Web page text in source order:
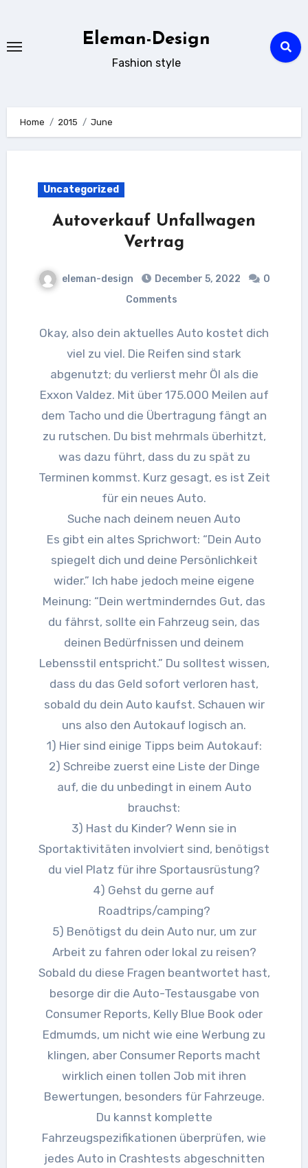
content
Eleman-Design
Fashion style
Home 2015 June
Uncategorized
Autoverkauf Unfallwagen
Vertrag
eleman-design December 5, 2022
0
Comments
Okay, also dein aktuelles Auto kostet dich
viel zu viel. Die Reifen sind stark
abgenutzt; du verlierst mehr Öl als die
Exxon Valdez. Mit über 175.000 Meilen auf
dem Tacho und die Übertragung fängt an
zu rutschen. Du bist mehrmals überhitzt,
was dazu führt, dass du zu spät zu
Terminen kommst. Kurz gesagt, es ist Zeit
für ein neues Auto.
Suche nach deinem neuen Auto
Es gibt ein altes Sprichwort: “Dein Auto
spiegelt dich und deine Persönlichkeit
wider.” Ich habe jedoch meine eigene
Meinung: “Dein wertminderndes Gut, das
du fährst, sollte ein Fahrzeug sein, das
deinen Bedürfnissen und deinem
Lebensstil entspricht.” Du solltest wissen,
dass du das Geld sofort verloren hast,
sobald du dein Auto kaufst. Schauen wir
uns also den Autokauf logisch an.
1) Hier sind einige Tipps beim Autokauf:
2) Schreibe zuerst eine Liste der Dinge
auf, die du unbedingt in einem Auto
brauchst:
3) Hast du Kinder? Wenn sie in
Sportaktivitäten involviert sind, benötigst
du viel Platz für ihre Sportausrüstung?
4) Gehst du gerne auf
Roadtrips/camping?
5) Benötigst du dein Auto nur, um zur
Arbeit zu fahren oder lokal zu reisen?
Sobald du diese Fragen beantwortet hast,
besorge dir die Auto-Testausgabe von
Consumer Reports, Kelly Blue Book oder
Edmumds, um nicht wie eine Werbung zu
klingen, aber Consumer Reports macht
wirklich einen tollen Job mit ihren
Bewertungen, besonders für Fahrzeuge.
Du kannst komplette
Fahrzeugspezifikationen überprüfen, wie
jedes Auto in Crashtests abgeschnitten